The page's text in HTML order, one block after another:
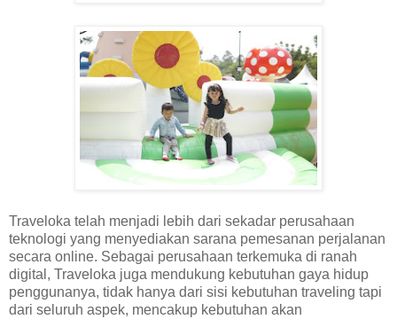
Traveloka telah menjadi lebih dari sekadar perusahaan
teknologi yang menyediakan sarana pemesanan perjalanan
secara online. Sebagai perusahaan terkemuka di ranah
digital, Traveloka juga mendukung kebutuhan gaya hidup
penggunanya, tidak hanya dari sisi kebutuhan traveling tapi
dari seluruh aspek, mencakup kebutuhan akan